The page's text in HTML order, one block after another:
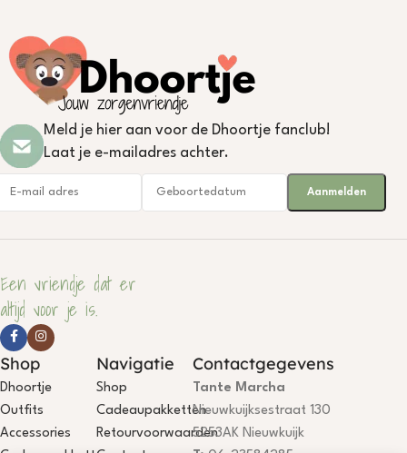
Meld je hier aan voor de Dhoortje fanclub!
Laat je e-mailadres achter.
Een vriendje dat er
altijd voor je is.
Shop
Dhoortje
Outfits
Accessories
Navigatie
Shop
Cadeaupakketten
Retourvoorwaarden
Contactgegevens
Tante Marcha
Nieuwkuijksestraat 130
5253AK Nieuwkuijk